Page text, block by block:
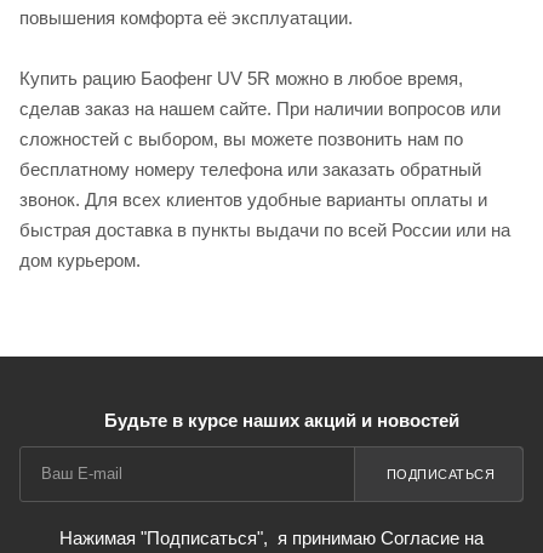
повышения комфорта её эксплуатации.
Купить рацию Баофенг UV 5R можно в любое время,
сделав заказ на нашем сайте. При наличии вопросов или
сложностей с выбором, вы можете позвонить нам по
бесплатному номеру телефона или заказать обратный
звонок. Для всех клиентов удобные варианты оплаты и
быстрая доставка в пункты выдачи по всей России или на
дом курьером.
Будьте в курсе наших акций и новостей
ПОДПИСАТЬСЯ
Нажимая "Подписаться", я принимаю Согласие на